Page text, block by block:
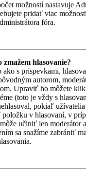
možností nastavuje
pridať viac
fóra.
hlasovanie?
ako s príspevkami,
autorom,
Upraviť ho môžete
(toto je vždy s
pokiaľ
v hlasovaní, v
učiniť len moderátor
sa snažíme zabrániť